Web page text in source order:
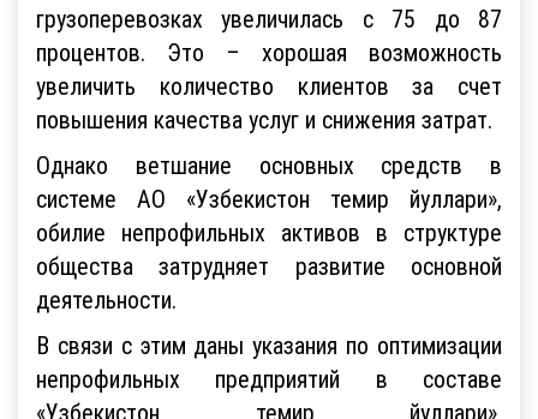
грузоперевозках увеличилась с 75 до 87
процентов. Это – хорошая возможность
увеличить количество клиентов за счет
повышения качества услуг и снижения затрат.
Однако ветшание основных средств в
системе АО «Узбекистон темир йуллари»,
обилие непрофильных активов в структуре
общества затрудняет развитие основной
деятельности.
В связи с этим даны указания по оптимизации
непрофильных предприятий в составе
«Узбекистон темир йуллари»,